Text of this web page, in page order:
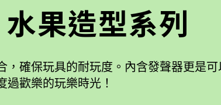
果造型系列
確保玩具的耐玩度。內含發聲器更是可
歡樂的玩樂時光！